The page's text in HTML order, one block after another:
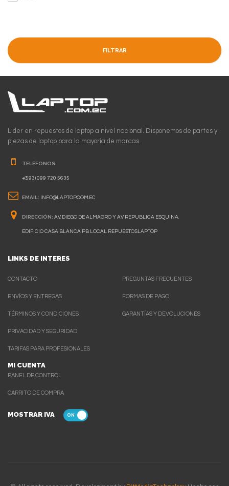
FILTRAR
Lider en repuestos de laptop a nivel nacional. Disponemos de partes y
piezas de laptop para la mayoria de marcas.
TELÉFONOS:
+(593) 099 720 5635
EMAIL: INFO@LAPTOP.COM.EC
DIRECCIÓN: AV. DIEGO DE ALMAGRO Y AV REPUBLICA ESQUINA.
EDIFICIO CASA BLANCA PB LOCAL REPUESTOSLAPTOP
LINKS DE INTERES
CONTACTO
ENVÍOS Y ENTREGAS
TÉRMINOS Y CONDICIONES
PRIVACIDAD Y SEGURIDAD
TARIFAS PARA PROFESIONALES
MI CUENTA
PANEL DE CONTROL
CARRITO DE COMPRA
PREGUNTAS FRECUENTES
FORMAS DE PAGO
GARANTÍAS Y DEVOLUCIONES
MOSTRAR IVA